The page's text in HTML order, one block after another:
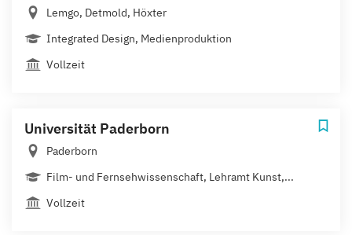
Lemgo, Detmold, Höxter
Integrated Design, Medienproduktion
Vollzeit
Universität Paderborn
Paderborn
Film- und Fernsehwissenschaft, Lehramt Kunst,...
Vollzeit